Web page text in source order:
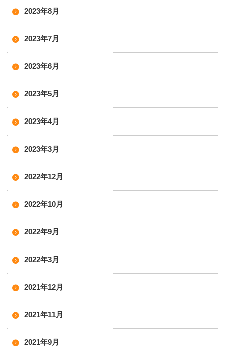
2023年8月
2023年7月
2023年6月
2023年5月
2023年4月
2023年3月
2022年12月
2022年10月
2022年9月
2022年3月
2021年12月
2021年11月
2021年9月